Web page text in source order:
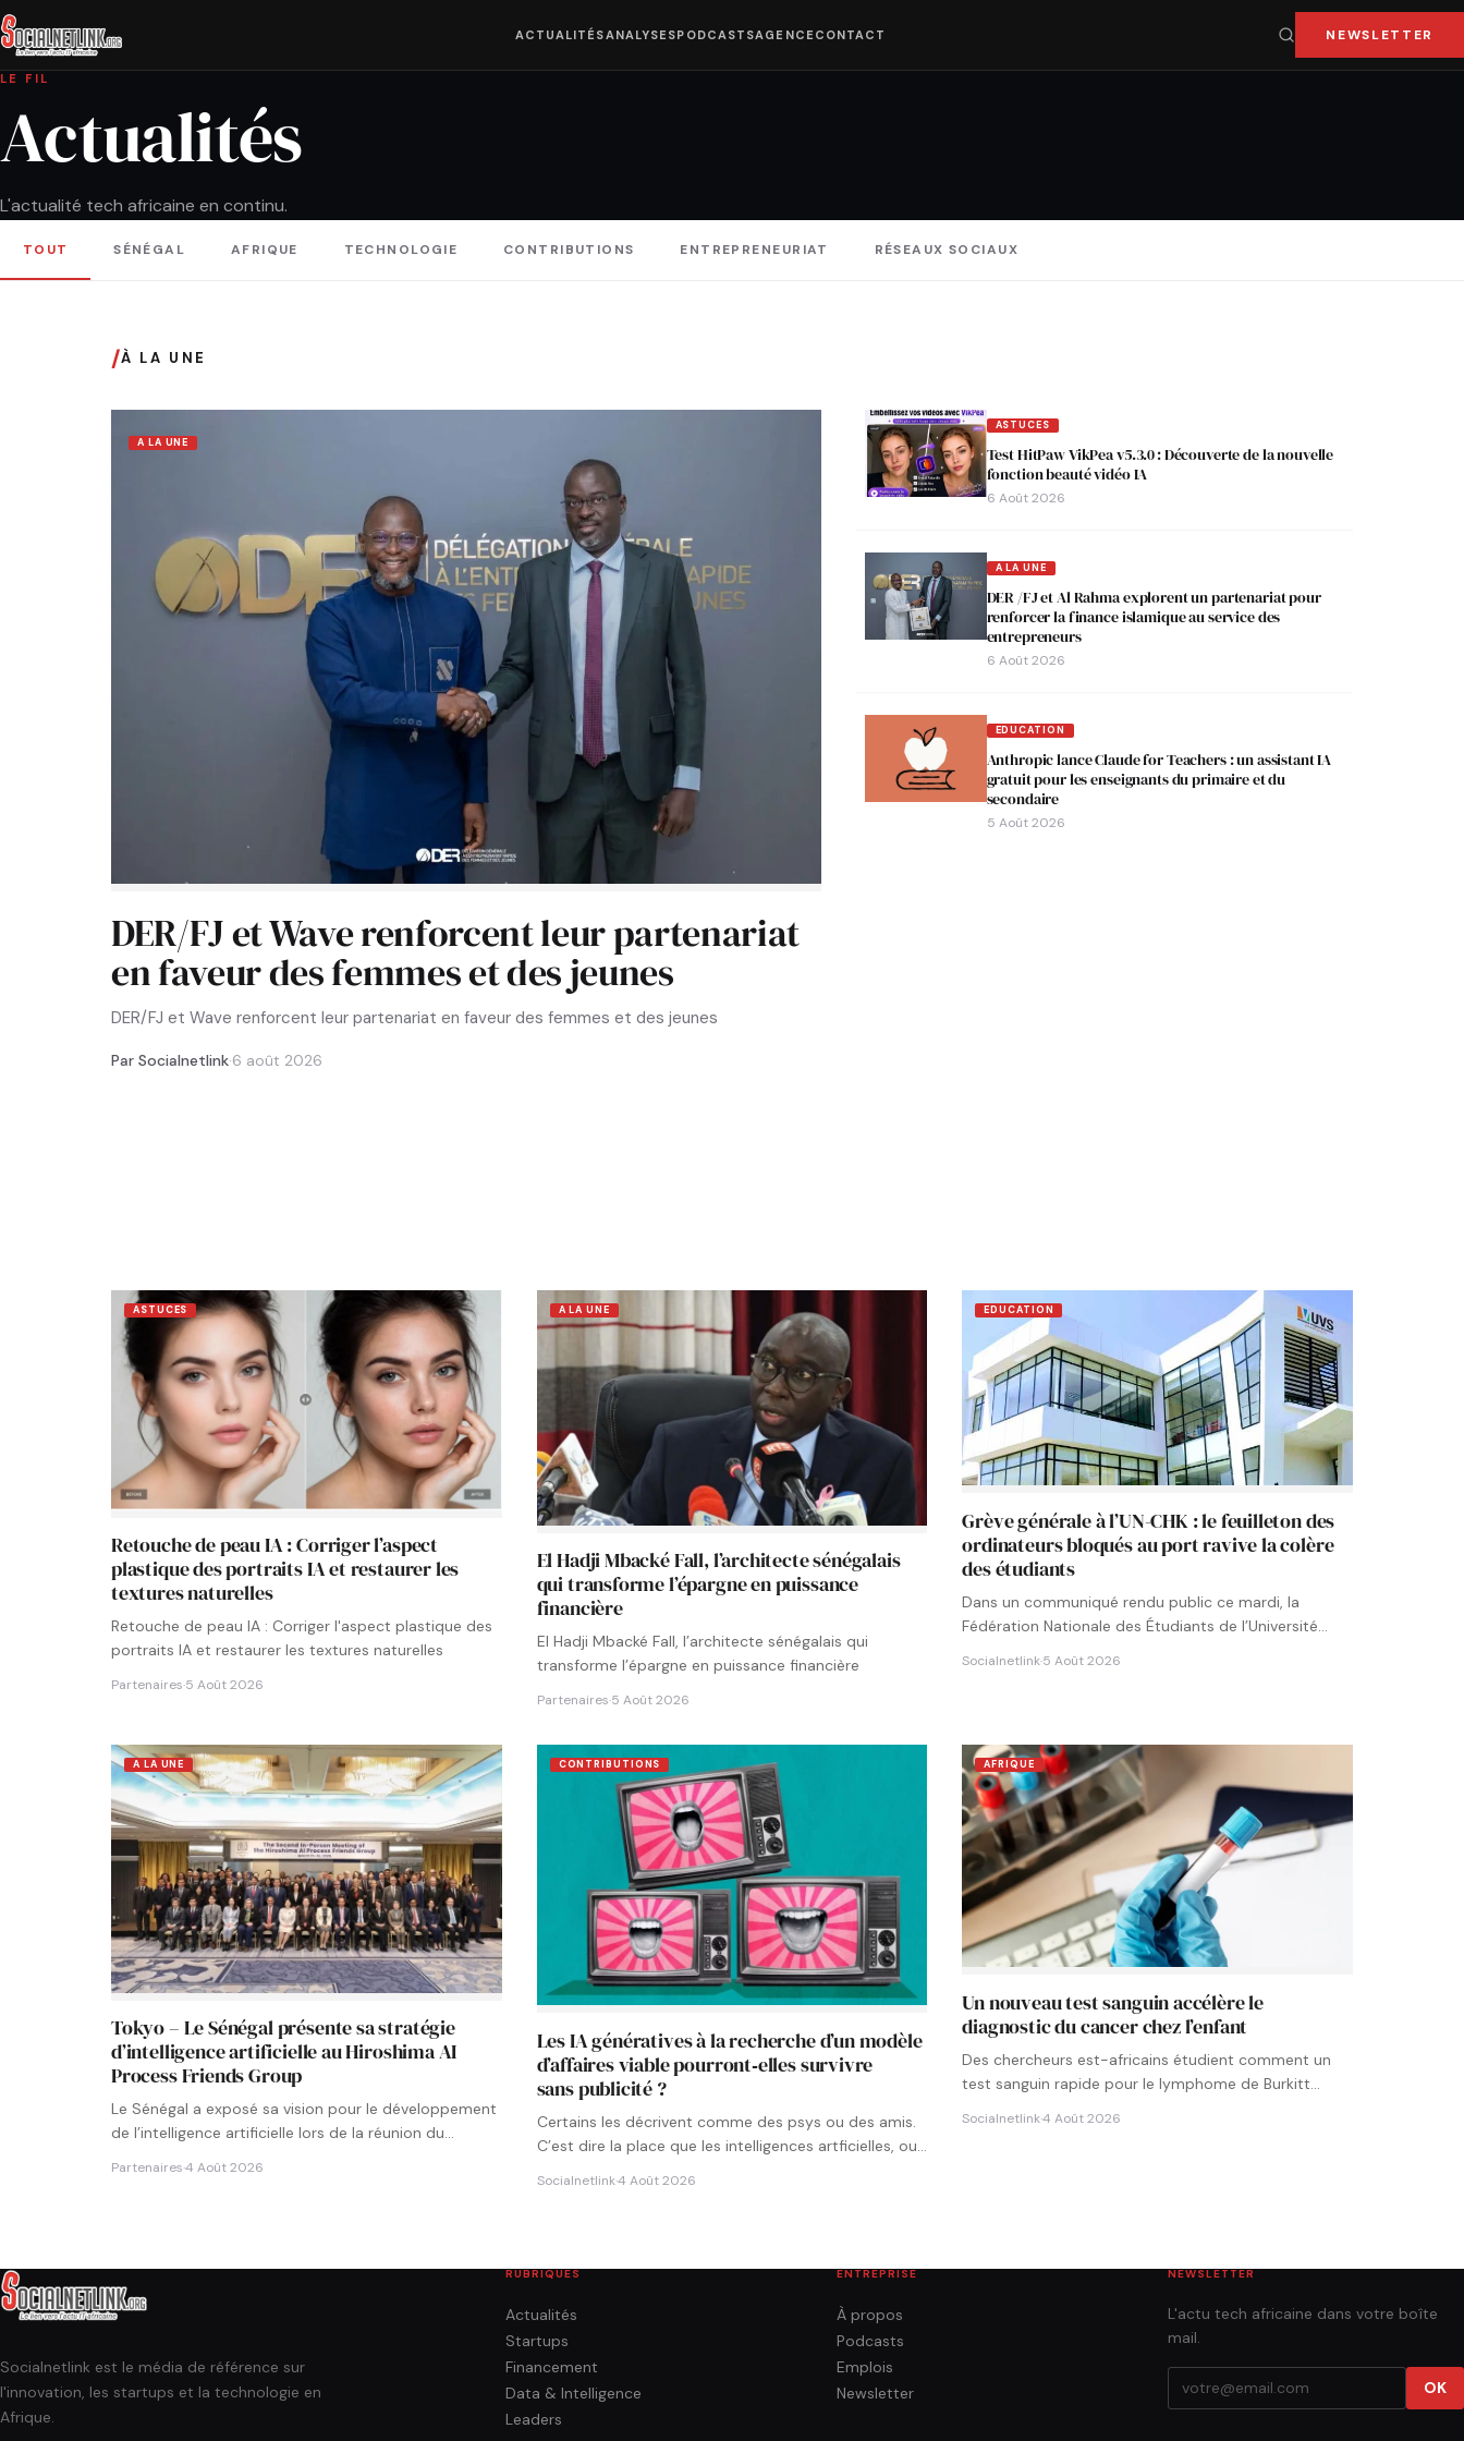
ACTUALITÉSANALYSESPODCASTSAGENCE CONTACT NEWSLETTER
LE FIL
Actualités
L'actualité tech africaine en continu.
TOUT SÉNÉGAL AFRIQUE TECHNOLOGIE CONTRIBUTIONS ENTREPRENEURIAT RÉSEAUX SOCIAUX
/À LA UNE
A LA UNE
DER/FJ et Wave renforcent leur partenariat
en faveur des femmes et des jeunes
DER/FJ et Wave renforcent leur partenariat en faveur des femmes et des jeunes
Par Socialnetlink·6 août 2026
ASTUCES
Test HitPaw VikPea v5.3.0 : Découverte de la nouvelle
fonction beauté vidéo IA
6 Août 2026
A LA UNE
DER /FJ et Al Rahma explorent un partenariat pour
renforcer la finance islamique au service des
entrepreneurs
6 Août 2026
EDUCATION
Anthropic lance Claude for Teachers : un assistant IA
gratuit pour les enseignants du primaire et du
secondaire
5 Août 2026
ASTUCES
Retouche de peau IA : Corriger l’aspect
plastique des portraits IA et restaurer les
textures naturelles
Retouche de peau IA : Corriger l'aspect plastique des
portraits IA et restaurer les textures naturelles
Partenaires·5 Août 2026
A LA UNE
El Hadji Mbacké Fall, l’architecte sénégalais
qui transforme l’épargne en puissance
financière
El Hadji Mbacké Fall, l’architecte sénégalais qui
transforme l’épargne en puissance financière
Partenaires·5 Août 2026
EDUCATION
Grève générale à l’UN-CHK : le feuilleton des
ordinateurs bloqués au port ravive la colère
des étudiants
Dans un communiqué rendu public ce mardi, la
Fédération Nationale des Étudiants de l’Université
Socialnetlink·5 Août 2026
A LA UNE
Tokyo – Le Sénégal présente sa stratégie
d’intelligence artificielle au Hiroshima AI
Process Friends Group
Le Sénégal a exposé sa vision pour le développement
de l’intelligence artificielle lors de la réunion du
Partenaires·4 Août 2026
CONTRIBUTIONS
Les IA génératives à la recherche d’un modèle
d’affaires viable pourront‑elles survivre
sans publicité ?
Certains les décrivent comme des psys ou des amis.
C’est dire la place que les intelligences artficielles, ou…
Socialnetlink·4 Août 2026
AFRIQUE
Un nouveau test sanguin accélère le
diagnostic du cancer chez l’enfant
Des chercheurs est-africains étudient comment un
test sanguin rapide pour le lymphome de Burkitt
Socialnetlink·4 Août 2026
Socialnetlink est le média de référence sur
l'innovation, les startups et la technologie en
Afrique.
RUBRIQUES
Actualités
Startups
Financement
Data & Intelligence
Leaders
ENTREPRISE
À propos
Podcasts
Emplois
Newsletter
NEWSLETTER
L'actu tech africaine dans votre boîte
mail.
OK